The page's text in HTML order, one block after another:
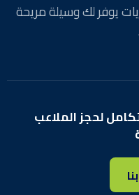
يوفر لك وسيلة مريحة
لحجز الملاعب